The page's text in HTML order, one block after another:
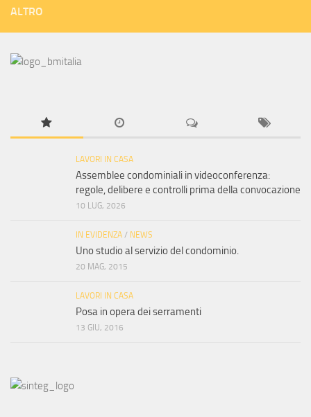
ALTRO
LAVORI IN CASA
Assemblee condominiali in videoconferenza:
regole, delibere e controlli prima della convocazione
10 LUG, 2026
IN EVIDENZA / NEWS
Uno studio al servizio del condominio.
20 MAG, 2015
LAVORI IN CASA
Posa in opera dei serramenti
13 GIU, 2016